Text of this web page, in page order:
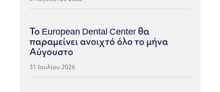
Το European Dental Center θα
παραμείνει ανοιχτό όλο το μήνα
Αύγουστο
31 Ιουλίου 2026